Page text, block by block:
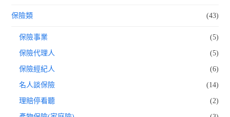
保險類 (43)
保險事業 (5)
保險代理人 (5)
保險經紀人 (6)
名人談保險 (14)
理賠停看聽 (2)